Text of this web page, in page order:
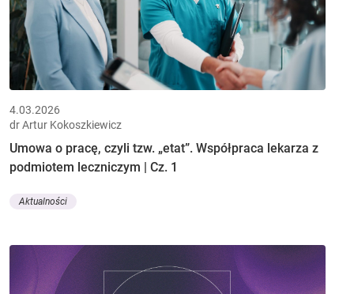
4.03.2026
dr Artur Kokoszkiewicz
Umowa o pracę, czyli tzw. „etat”. Współpraca lekarza z
podmiotem leczniczym | Cz. 1
Aktualności